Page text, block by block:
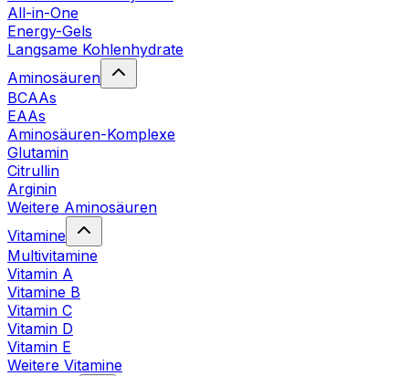
All-in-One
Energy-Gels
Langsame Kohlenhydrate
Aminosäuren
BCAAs
EAAs
Aminosäuren-Komplexe
Glutamin
Citrullin
Arginin
Weitere Aminosäuren
Vitamine
Multivitamine
Vitamin A
Vitamine B
Vitamin C
Vitamin D
Vitamin E
Weitere Vitamine